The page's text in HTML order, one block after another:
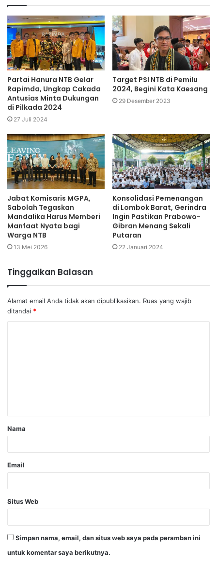
Partai Hanura NTB Gelar
Rapimda, Ungkap Cakada
Antusias Minta Dukungan
di Pilkada 2024
27 Juli 2024
Target PSI NTB di Pemilu
2024, Begini Kata Kaesang
29 Desember 2023
Jabat Komisaris MGPA,
Sabolah Tegaskan
Mandalika Harus Memberi
Manfaat Nyata bagi
Warga NTB
13 Mei 2026
Konsolidasi Pemenangan
di Lombok Barat, Gerindra
Ingin Pastikan Prabowo-
Gibran Menang Sekali
Putaran
22 Januari 2024
Tinggalkan Balasan
Alamat email Anda tidak akan dipublikasikan. Ruas yang wajib
ditandai *
Nama
Email
Situs Web
Simpan nama, email, dan situs web saya pada peramban ini
untuk komentar saya berikutnya.